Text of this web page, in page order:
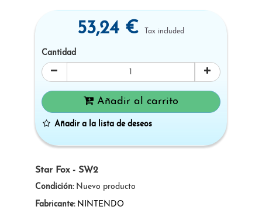
Star Fox - SW2
Condición: Nuevo producto
Fabricante: NINTENDO
53,24 € Tax included
Cantidad
Añadir al carrito
Añadir a la lista de deseos